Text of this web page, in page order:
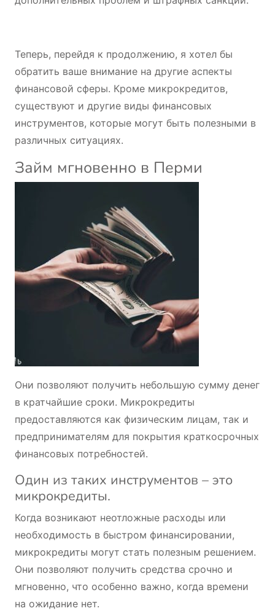
Теперь, перейдя к продолжению, я хотел бы
обратить ваше внимание на другие аспекты
финансовой сферы. Кроме микрокредитов,
существуют и другие виды финансовых
инструментов, которые могут быть полезными в
различных ситуациях.
Займ мгновенно в Перми
Они позволяют получить небольшую сумму денег
в кратчайшие сроки. Микрокредиты
предоставляются как физическим лицам, так и
предпринимателям для покрытия краткосрочных
финансовых потребностей.
Один из таких инструментов – это
микрокредиты.
Когда возникают неотложные расходы или
необходимость в быстром финансировании,
микрокредиты могут стать полезным решением.
Они позволяют получить средства срочно и
мгновенно, что особенно важно, когда времени
на ожидание нет.